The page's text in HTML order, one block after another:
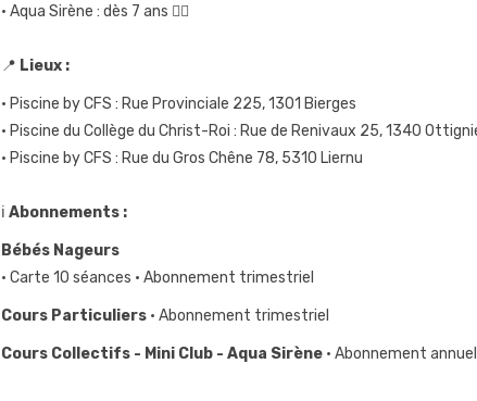
• Aqua Sirène : dès 7 ans 🧜‍♀️
📍 Lieux :
• Piscine by CFS : Rue Provinciale 225, 1301 Bierges
• Piscine du Collège du Christ-Roi : Rue de Renivaux 25, 1340
• Piscine by CFS : Rue du Gros Chêne 78, 5310 Liernu
ℹ️ Abonnements :
Bébés Nageurs
• Carte 10 séances • Abonnement trimestriel
Cours Particuliers • Abonnement trimestriel
Cours Collectifs - Mini Club - Aqua Sirène • Abonnement annuel